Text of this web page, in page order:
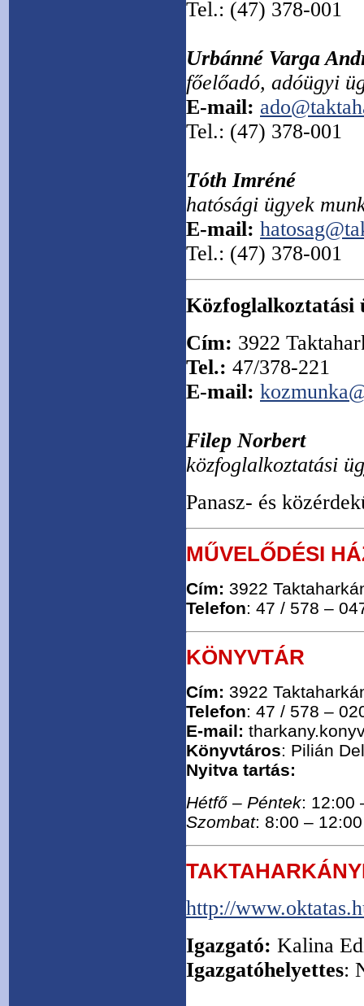
Tel.: (47) 378-001
Urbánné Varga
főelőadó, adóügyi
E-mail:
Tel.: (47) 378-001
Tóth Imréné
hatósági ügyek
E-mail:
Tel.: (47) 378-001
Közfoglalkoztatási
Cím: 3922
Tel.: 47/378-221
E-mail:
Filep Norbert
közfoglalkoztatási
Panasz- és
MŰVELŐDÉSI
Cím: 3922
Telefon: 47 / 578 –
KÖNYVTÁR
Cím: 3922
Telefon: 47 / 578 –
E-mail:
Könyvtáros: Pilián
Nyitva tartás:
Hétfő – Péntek: 12:00
Szombat: 8:00 – 12:00
http://
Igazgató: Kalina
Igazgatóhelyettes: